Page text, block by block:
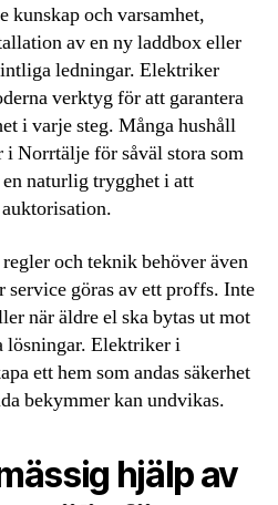
kunskap och varsamhet,
av en ny laddbox eller
ledningar. Elektriker
verktyg för att garantera
i varje steg. Många hushåll
Norrtälje för såväl stora som
naturlig trygghet i att
och teknik behöver även
göras av ett proffs. Inte
när äldre el ska bytas ut mot
lösningar. Elektriker i
ett hem som andas säkerhet
bekymmer kan undvikas.
hjälp av